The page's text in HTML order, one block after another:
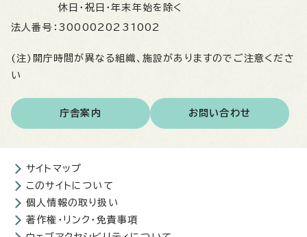
休日・祝日・年末年始を除く
法人番号： 3000020231002
(注)開庁時間が異なる組織、施設がありますのでご注意くださ
い
庁舎案内 お問い合わせ
サイトマップ
このサイトについて
個人情報の取り扱い
著作権・リンク・免責事項